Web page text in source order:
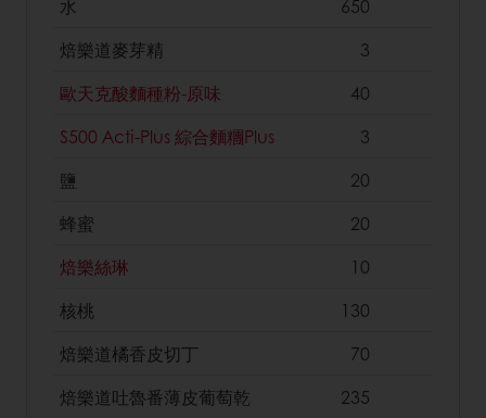
水
650
焙樂道麥芽精
3
歐天克酸麵種粉-原味
40
S500 Acti-Plus 綜合麵糰Plus
3
鹽
20
蜂蜜
20
焙樂絲琳
10
核桃
130
焙樂道橘香皮切丁
70
焙樂道吐魯番薄皮葡萄乾
235